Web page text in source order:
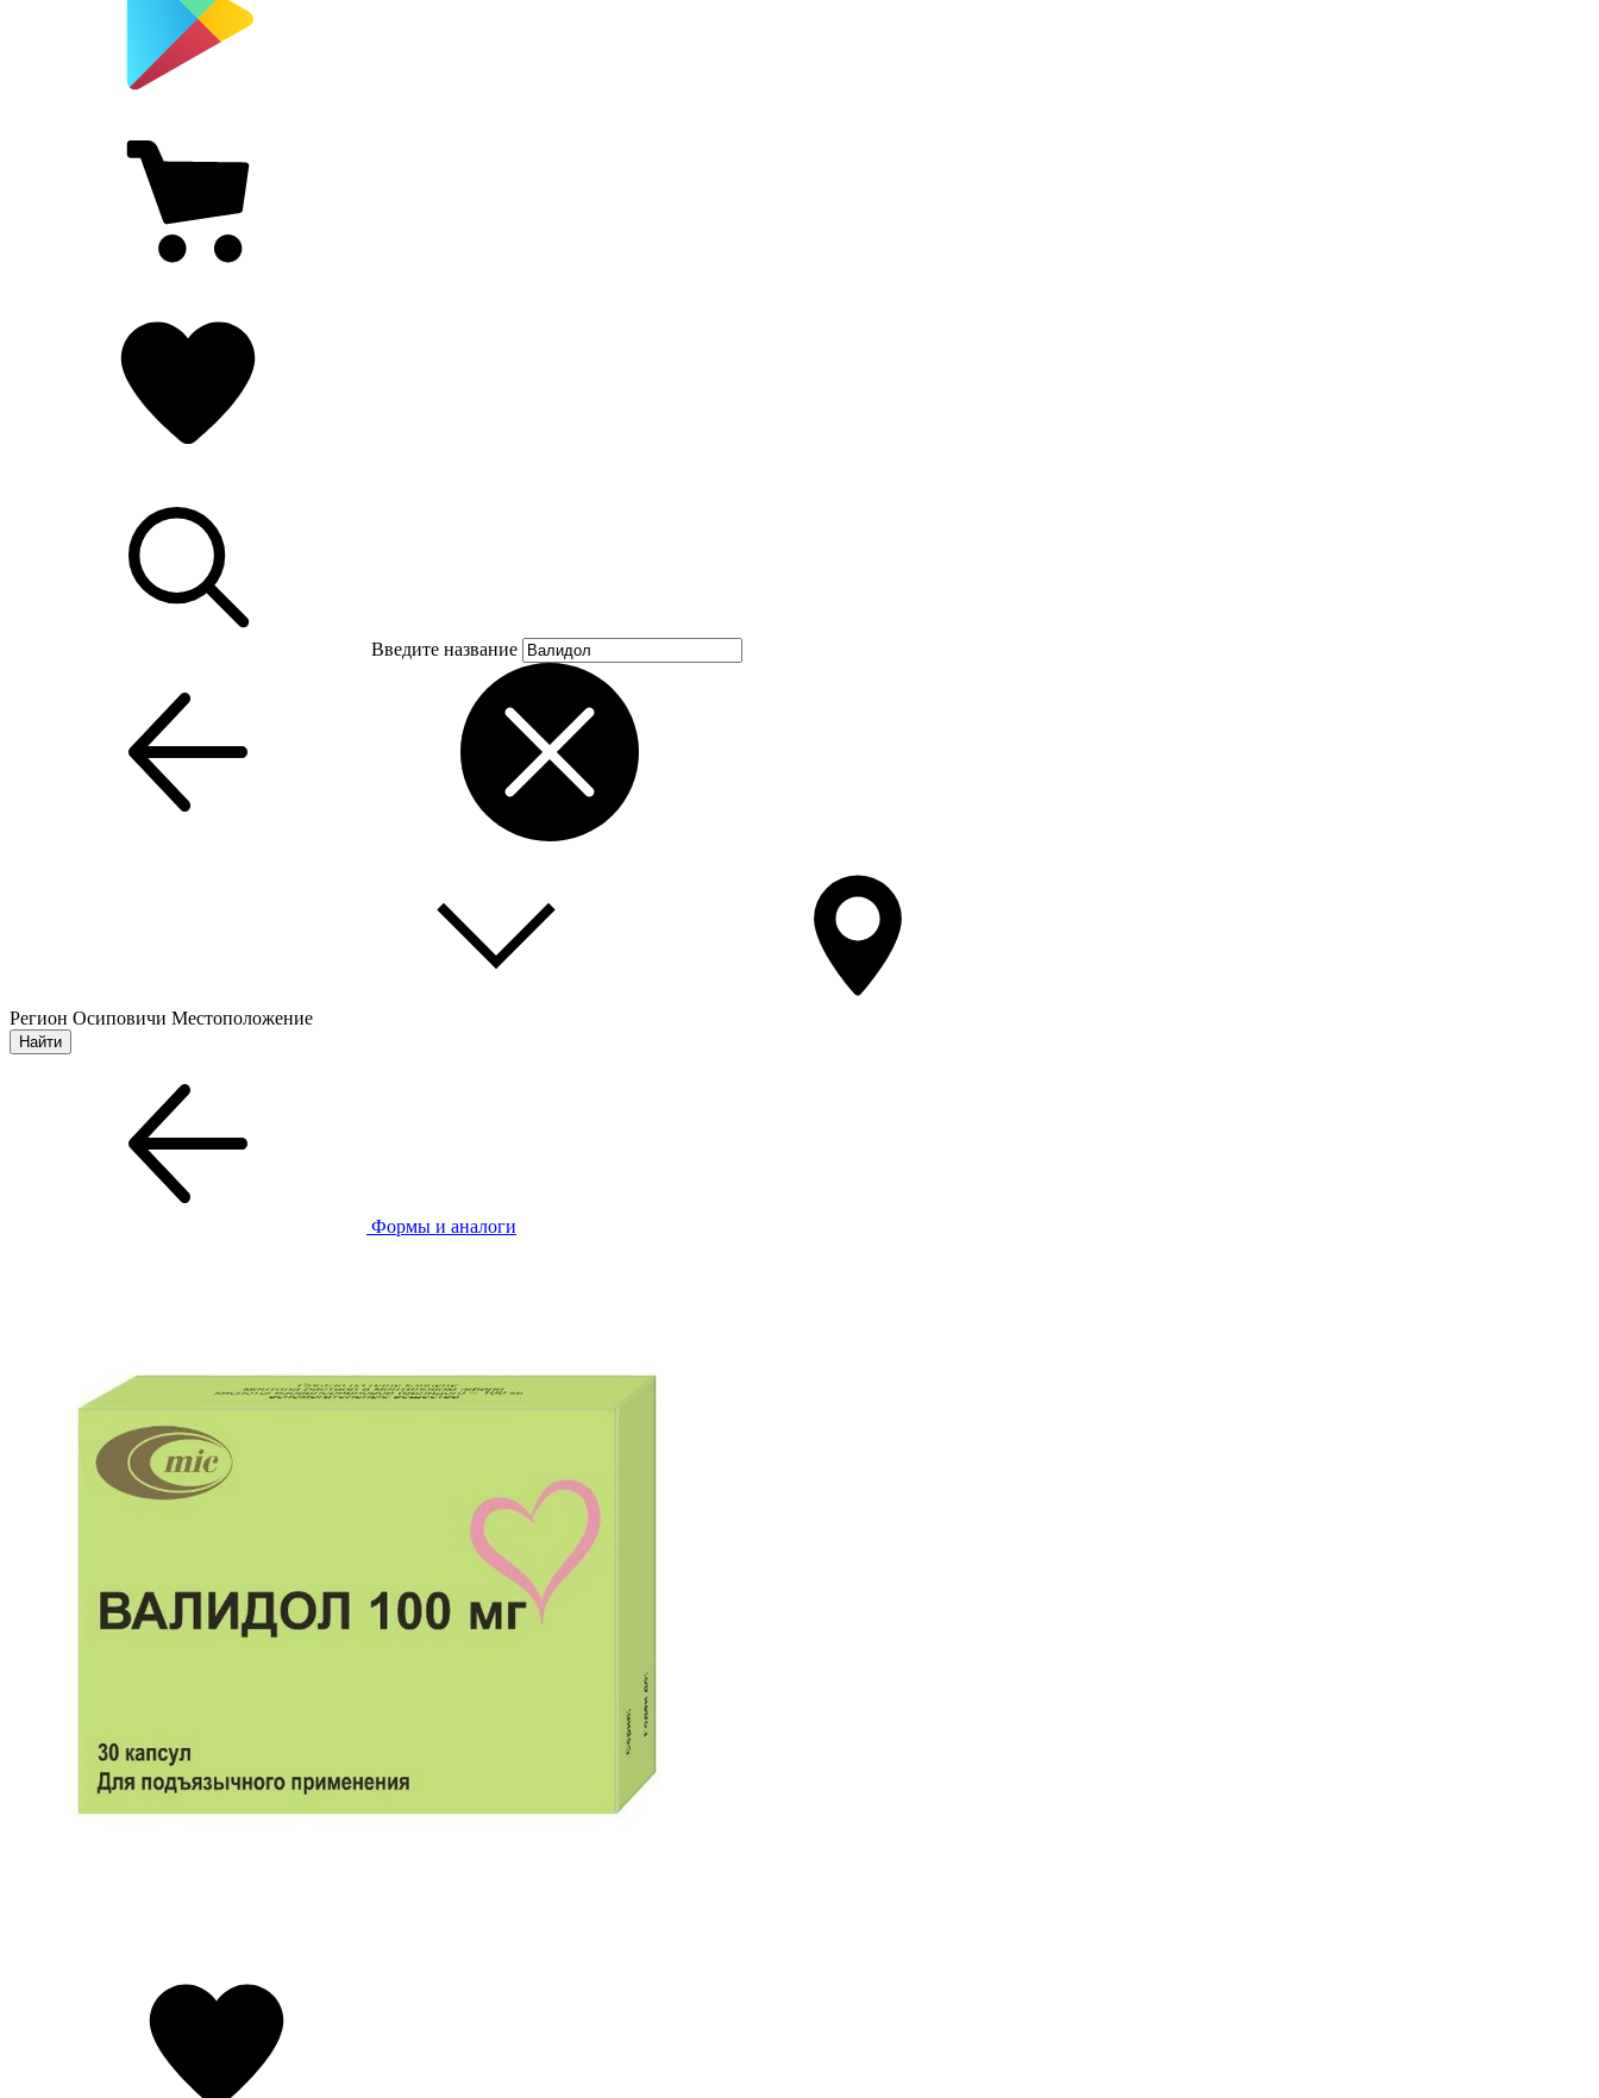
Введите название
Регион Осиповичи Местоположение
Формы и аналоги